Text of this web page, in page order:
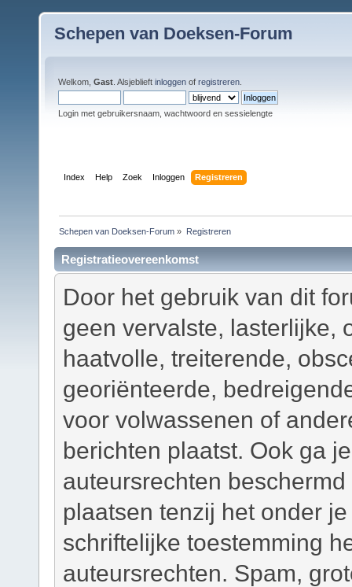
Schepen van Doeksen-Forum
Welkom, Gast . Alsjeblieft inloggen of registreren
Login met gebruikersnaam, wachtwoord en sessielengte
Index Help Zoek Inloggen Registreren
Schepen van Doeksen-Forum » Registreren
Registratieovereenkomst
Door het gebruik van dit
geen vervalste, lasterlijke,
haatvolle, treiterende,
georiënteerde,
voor volwassenen of
berichten plaatst. Ook ga
auteursrechten
plaatsen tenzij het onder
schriftelijke toestemming
auteursrechten. Spam,